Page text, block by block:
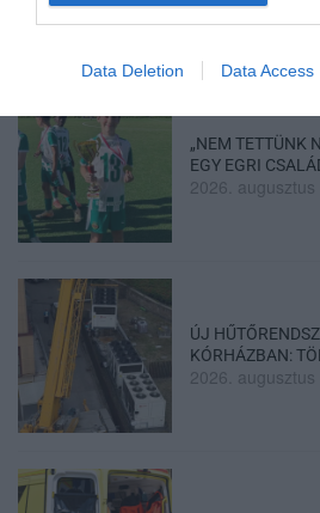
Data Deletion Data Access
„NEM TETTÜNK
EGY EGRI
2026. augusztus
ÚJ
KÓRHÁZBAN:
2026. augusztus